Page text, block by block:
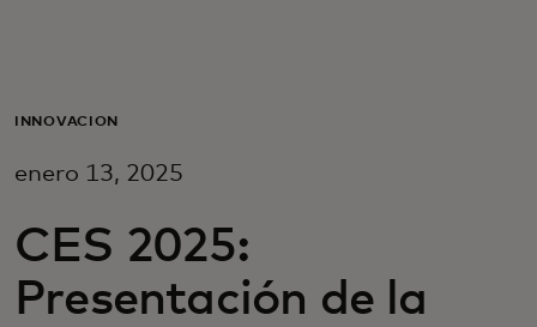
Para empresas
Para innovadores
INNOVACIÓN
enero 13, 2025
CES 2025:
Presentación de la